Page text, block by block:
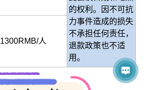
的权利。因不可抗
力事件造成的损失
不承担任何责任，
退款政策也不适
用。
1300RMB/人